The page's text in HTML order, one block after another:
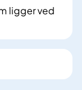
ligger ved